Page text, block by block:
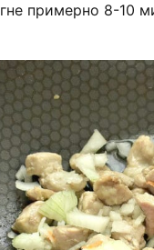
примерно 8-10